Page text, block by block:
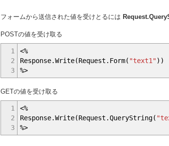
フォームから送信された値を受けとるには
POSTの値を受け取る
1
2
3
<%
Response.Write(Request.Form( "text1"))
%>
GETの値を受け取る
1
2
3
<%
Response.Write(Request.QueryString(
%>